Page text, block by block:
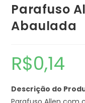
Parafuso
Abaulada
R$0,14
Descrição do